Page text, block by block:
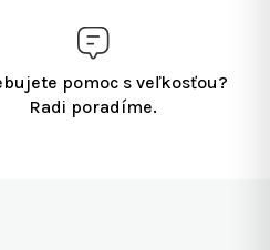
pomoc s veľkosťou?
Radi poradíme.